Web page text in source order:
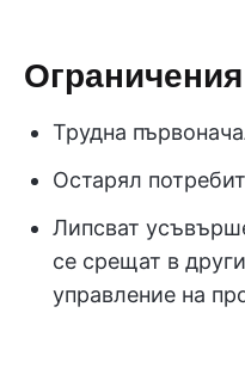
Трудна
Остарял
Липсват
се срещат в
управление на